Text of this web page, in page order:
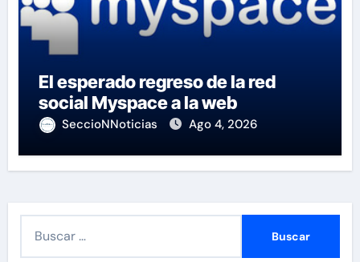
El esperado regreso de la red
social Myspace a la web
SeccioNNoticias Ago 4, 2026